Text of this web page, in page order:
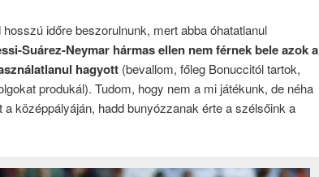
időre beszorulnunk, mert abba óhatatlanul
Suárez-Neymar hármas ellen nem férnek bele azok a
hagyott(bevallom, főleg Bonuccitól tartok,
produkál). Tudom, hogy nem a mi játékunk, de néha
középpályáján, hadd bunyózzanak érte a szélsőink a